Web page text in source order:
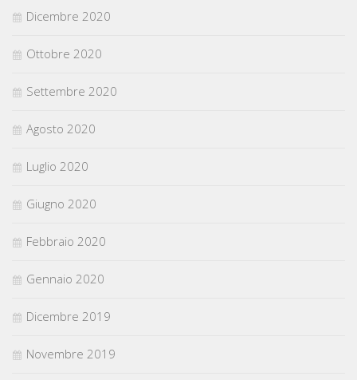
Dicembre 2020
Ottobre 2020
Settembre 2020
Agosto 2020
Luglio 2020
Giugno 2020
Febbraio 2020
Gennaio 2020
Dicembre 2019
Novembre 2019